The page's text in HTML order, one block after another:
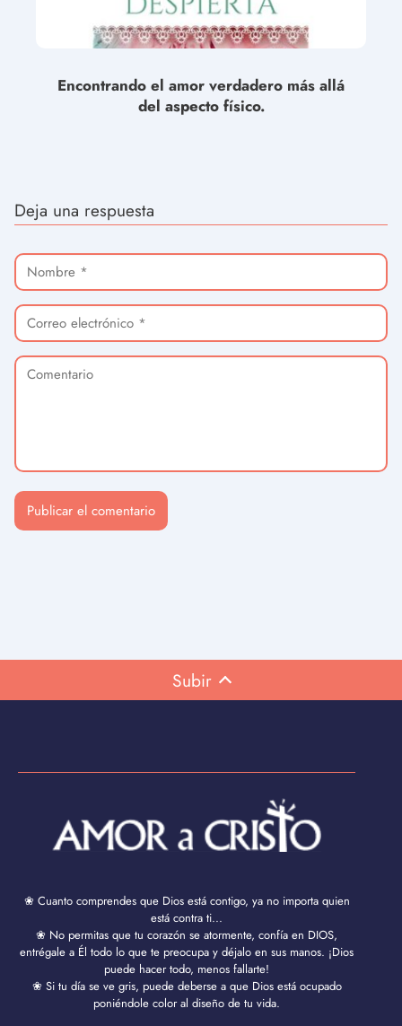
Encontrando el amor verdadero más allá
del aspecto físico.
Deja una respuesta
Subir
❀ Cuanto comprendes que Dios está contigo, ya no importa quien
está contra ti...
❀ No permitas que tu corazón se atormente, confía en DIOS,
entrégale a Él todo lo que te preocupa y déjalo en sus manos. ¡Dios
puede hacer todo, menos fallarte!
❀ Si tu día se ve gris, puede deberse a que Dios está ocupado
poniéndole color al diseño de tu vida.